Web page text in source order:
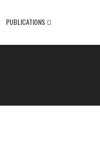
PUBLICATIONS